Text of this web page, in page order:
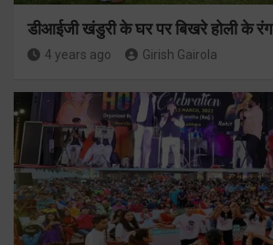
डीआईजी खंडुरी के घर पर बिखरे होली के रंग
4 years ago Girish Gairola